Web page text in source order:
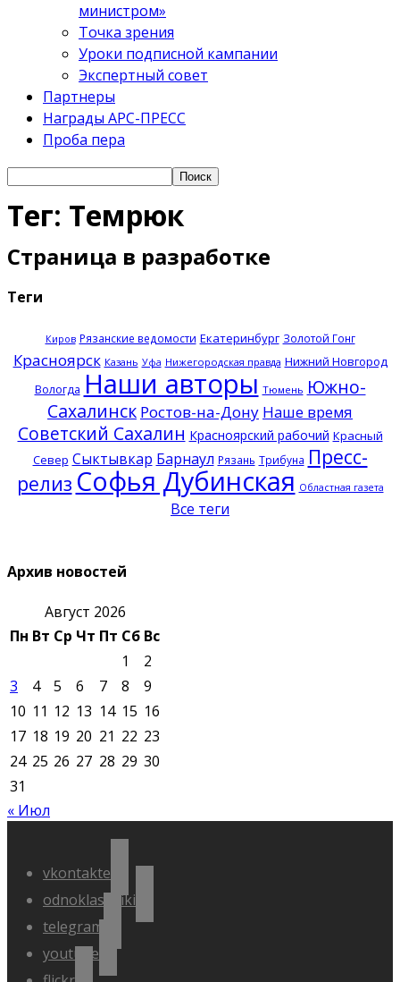
министром»
Точка зрения
Уроки подписной кампании
Экспертный совет
Партнеры
Награды АРС-ПРЕСС
Проба пера
Тег: Темрюк
Страница в разработке
Теги
Киров Рязанские ведомости Екатеринбург Золотой Гонг
Красноярск Казань Уфа Нижегородская правда Нижний Новгород
Вологда Наши авторы Тюмень Южно-
Сахалинск Ростов-на-Дону Наше время
Советский Сахалин Красноярский рабочий Красный
Север Сыктывкар Барнаул Рязань Трибуна Пресс-
релиз Софья Дубинская Областная газета
Все теги
Архив новостей
Август 2026
Пн Вт Ср Чт Пт Сб Вс
1
2
3
4 5 6 7 8
9
10 11 12 13 14 15 16
17 18 19 20 21 22 23
24 25 26 27 28 29 30
31
« Июл
vkontakte
odnoklassniki
telegram
youtube